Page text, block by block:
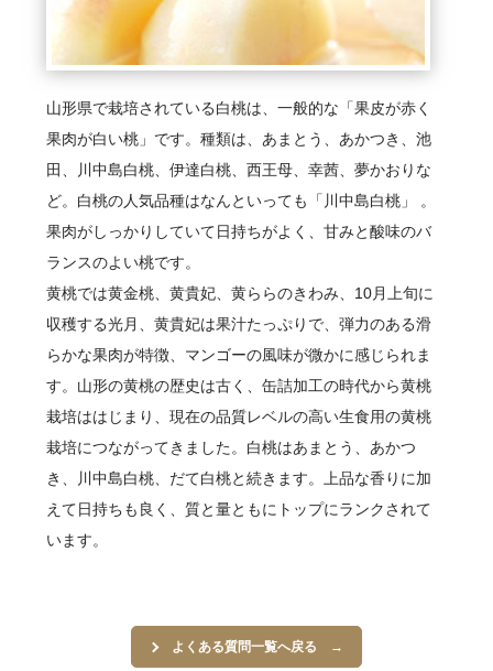
山形県で栽培されている白桃は、一般的な「果皮が赤く
果肉が白い桃」です。種類は、あまとう、あかつき、池
田、川中島白桃、伊達白桃、西王母、幸茜、夢かおりな
ど。白桃の人気品種はなんといっても「川中島白桃」 。
果肉がしっかりしていて日持ちがよく、甘みと酸味のバ
ランスのよい桃です。
黄桃では黄金桃、黄貴妃、黄ららのきわみ、10月上旬に
収穫する光月、黄貴妃は果汁たっぷりで、弾力のある滑
らかな果肉が特徴、マンゴーの風味が微かに感じられま
す。山形の黄桃の歴史は古く、缶詰加工の時代から黄桃
栽培ははじまり、現在の品質レベルの高い生食用の黄桃
栽培につながってきました。白桃はあまとう、あかつ
き、川中島白桃、だて白桃と続きます。上品な香りに加
えて日持ちも良く、質と量ともにトップにランクされて
います。
よくある質問一覧へ戻る